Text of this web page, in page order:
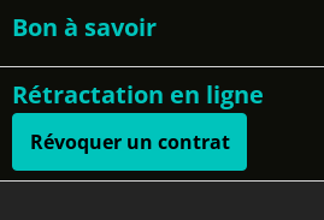
Bon à savoir
Rétractation en ligne
Révoquer un contrat